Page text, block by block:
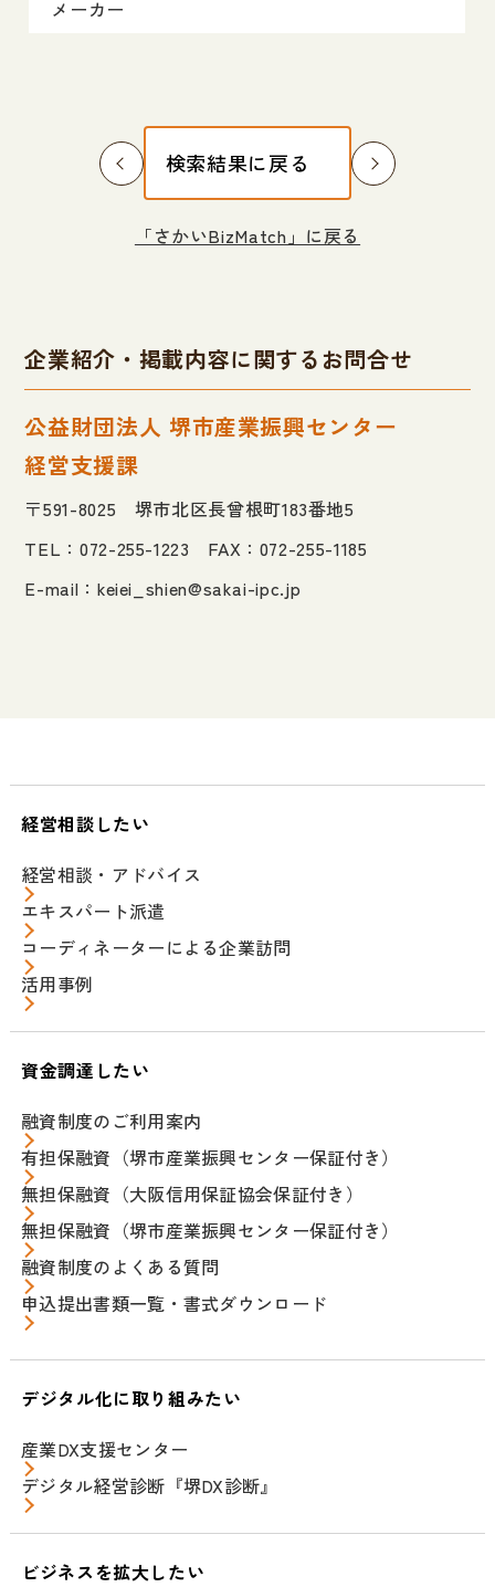
メーカー
検索結果に戻る
「さかいBizMatch」に戻る
企業紹介・掲載内容に関するお問合せ
公益財団法人 堺市産業振興センター
経営支援課
〒591-8025 堺市北区長曾根町183番地5
TEL：072-255-1223 FAX：072-255-1185
E-mail： keiei_shien@sakai-ipc.jp
経営相談したい
経営相談・アドバイス
エキスパート派遣
コーディネーターによる企業訪問
活用事例
資金調達したい
融資制度のご利用案内
有担保融資（堺市産業振興センター保証付き）
無担保融資（大阪信用保証協会保証付き）
無担保融資（堺市産業振興センター保証付き）
融資制度のよくある質問
申込提出書類一覧・書式ダウンロード
デジタル化に取り組みたい
産業DX支援センター
デジタル経営診断『堺DX診断』
ビジネスを拡大したい